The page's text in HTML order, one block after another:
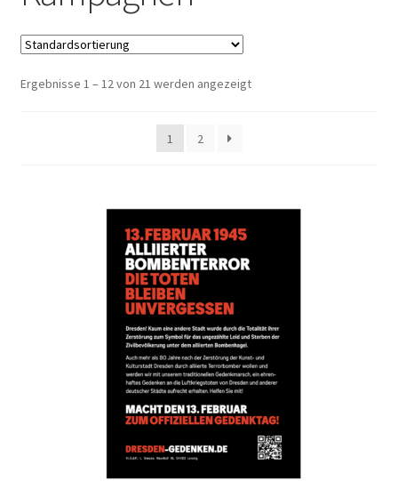
Ergebnisse 1 – 12 von 21 werden angezeigt
1 2